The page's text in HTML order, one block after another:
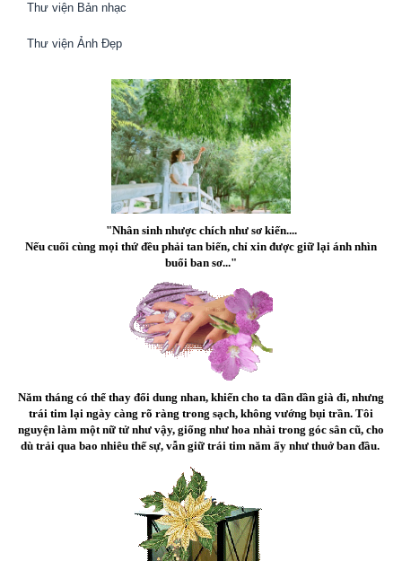
Thư viện Bản nhạc
Thư viện Ảnh Đẹp
"Nhân sinh nhược chích như sơ kiến....
Nếu cuối cùng mọi thứ đều phải tan biến, chỉ xin được giữ lại ánh nhìn
buổi ban sơ..."
Năm tháng có thể thay đổi dung nhan, khiến cho ta dần dần già đi, nhưng
trái tim lại ngày càng rõ ràng trong sạch, không vướng bụi trần. Tôi
nguyện làm một nữ tử như vậy, giống như hoa nhài trong góc sân cũ, cho
dù trải qua bao nhiêu thế sự, vẫn giữ trái tim năm ấy như thuở ban đầu.